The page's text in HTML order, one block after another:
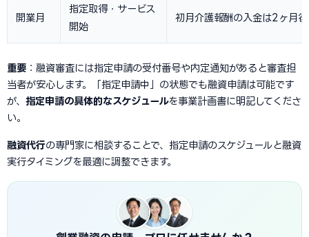
開業月
指定取得・サービス
開始
初月介護報酬の入金は2ヶ月後
重要 ：融資審査には指定申請の受付番号や内定通知があると審査担
当者が安心します。「指定申請中」の状態でも融資申請は可能です
が、 指定申請の具体的なスケジュールを事業計画書に明記してくださ
い。
融資代行の専門家に相談することで、指定申請のスケジュールと融資
実行タイミングを最適に調整できます。